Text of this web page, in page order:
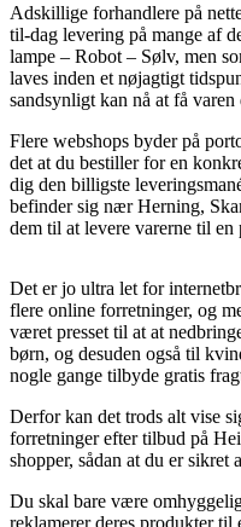
Adskillige forhandlere på
til-dag levering på mange af
lampe – Robot – Sølv, men
laves inden et nøjagtigt
sandsynligt kan nå at få
Flere webshops byder på
det at du bestiller for en
dig den billigste
befinder sig nær Herning,
dem til at levere varerne til en
Det er jo ultra let for
flere online forretninger, og
været presset til at at
børn, og desuden også til
nogle gange tilbyde gratis
Derfor kan det trods alt vise
forretninger efter tilbud på
shopper, sådan at du er sikret
Du skal bare være
reklamerer deres produkter til